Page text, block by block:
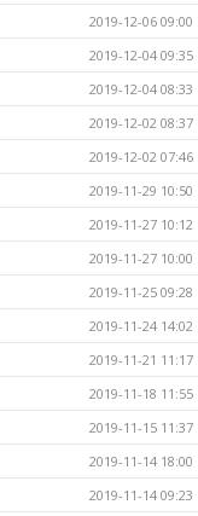
2019-12-06 09:00
2019-12-04 09:35
2019-12-04 08:33
2019-12-02 08:37
2019-12-02 07:46
2019-11-29 10:50
2019-11-27 10:12
2019-11-27 10:00
2019-11-25 09:28
2019-11-24 14:02
2019-11-21 11:17
2019-11-18 11:55
2019-11-15 11:37
2019-11-14 18:00
2019-11-14 09:23